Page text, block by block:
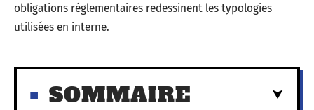
obligations réglementaires redessinent les typologies
utilisées en interne.
SOMMAIRE